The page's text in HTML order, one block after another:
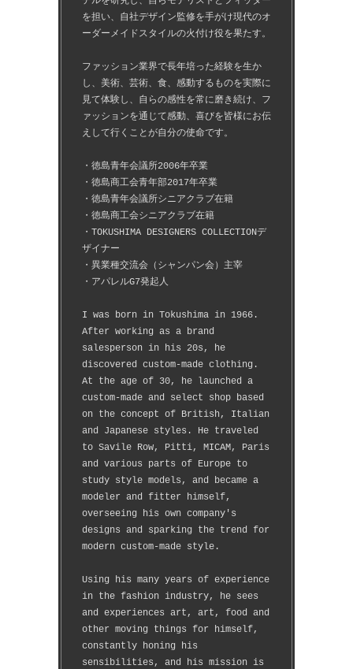
を担い、自社デザイン監修を手がけ現代のオ
ーダーメイドスタイルの火付け役を果たす。
ファッション業界で長年培った経験を生か
し、美術、芸術、食、感動するものを実際に
見て体験し、自らの感性を常に磨き続け、フ
ァッションを通じて感動、喜びを皆様にお伝
えして行くことが自分の使命です。
・徳島青年会議所2006年卒業
・徳島商工会青年部2017年卒業
・徳島青年会議所シニアクラブ在籍
・徳島商工会シニアクラブ在籍
・TOKUSHIMA DESIGNERS COLLECTIONデ
ザイナー
・異業種交流会（シャンパン会）主宰
・アパレルG7発起人
I was born in Tokushima in 1966.
After working as a brand
salesperson in his 20s, he
discovered custom-made clothing.
At the age of 30, he launched a
custom-made and select shop based
on the concept of British, Italian
and Japanese styles. He traveled
to Savile Row, Pitti, MICAM, Paris
and various parts of Europe to
study style models, and became a
modeler and fitter himself,
overseeing his own company's
designs and sparking the trend for
modern custom-made style.
Using his many years of experience
in the fashion industry, he sees
and experiences art, art, food and
other moving things for himself,
constantly honing his
sensibilities, and his mission is